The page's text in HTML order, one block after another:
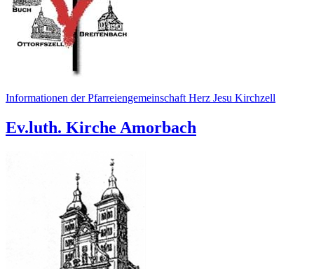
Informationen der Pfarreiengemeinschaft Herz Jesu Kirchzell
Ev.luth. Kirche Amorbach